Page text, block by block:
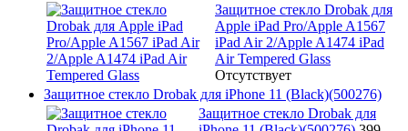
Защитное стекло Drobak для
Apple iPad Pro/Apple A1567
iPad Air 2/Apple A1474 iPad
Air Tempered Glass
Отсутствует
Защитное стекло Drobak для iPhone 11 (Black)(500276)
Защитное стекло Drobak для